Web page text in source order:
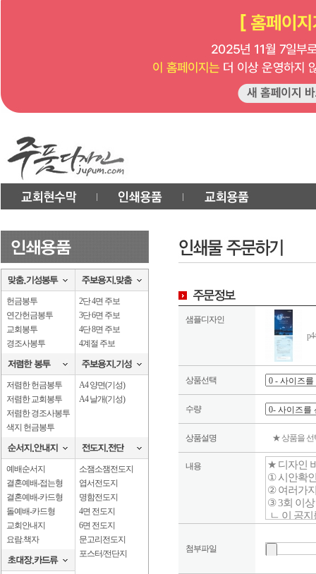
헌금봉투
연간헌금봉투
교회봉투
경조사봉투
저렴한 헌금봉투
저렴한 교회봉투
저렴한 경조사봉투
색지 헌금봉투
예배순서지
결혼예배-접는형
결혼예배-카드형
돌예배-카드형
교회안내지
요람.책자
2단 4면 주보
3단 6면 주보
4단 8면 주보
4계절 주보
A4 양면(기성)
A4 날개(기성)
소잼소잼전도지
엽서전도지
명함전도지
4면 전도지
6면 전도지
문고리전도지
포스터/전단지
샘플디자인
상품선택
수량
상품설명 ★ 상품을 선
내용
첨부파일